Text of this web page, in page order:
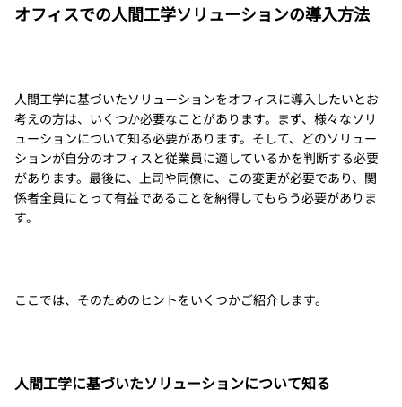
オフィスでの人間工学ソリューションの導入方法
人間工学に基づいたソリューションをオフィスに導入したいとお
考えの方は、いくつか必要なことがあります。まず、様々なソリ
ューションについて知る必要があります。そして、どのソリュー
ションが自分のオフィスと従業員に適しているかを判断する必要
があります。最後に、上司や同僚に、この変更が必要であり、関
係者全員にとって有益であることを納得してもらう必要がありま
す。
ここでは、そのためのヒントをいくつかご紹介します。
人間工学に基づいたソリューションについて知る